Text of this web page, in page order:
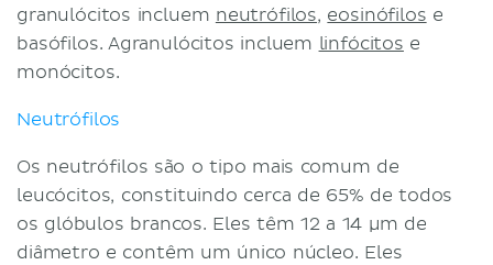
granulócitos incluem neutrófilos, eosinófilos e
basófilos. Agranulócitos incluem linfócitos e
monócitos.
Neutrófilos
Os neutrófilos são o tipo mais comum de
leucócitos, constituindo cerca de 65% de todos
os glóbulos brancos. Eles têm 12 a 14 µm de
diâmetro e contêm um único núcleo. Eles